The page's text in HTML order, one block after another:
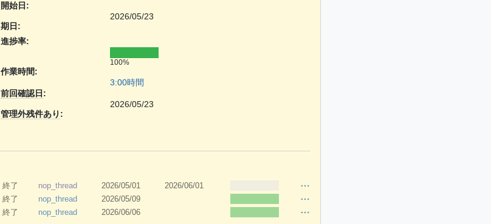
開始日:
2026/05/23
期日:
進捗率:
100%
作業時間:
3:00時間
前回確認日 :
2026/05/23
管理外残件あり :
終了 nop_thread 2026/05/01
2026/06/01
終了 nop_thread
2026/05/09
終了 nop_thread 2026/06/06